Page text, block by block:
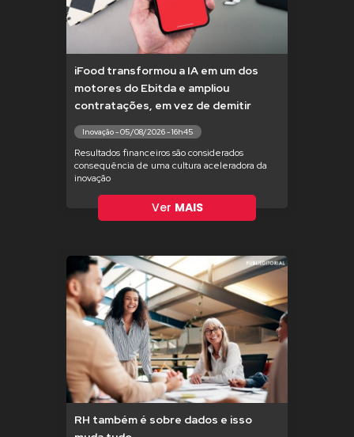
iFood transformou a IA em um dos
motores do Ebitda e ampliou
contratações, em vez de demitir
Inovação - 05/08/2026 - 16h45
Resultados financeiros são considerados
consequência de uma cultura aceleradora da
inovação
Ver MAIS
RH também é sobre dados e isso